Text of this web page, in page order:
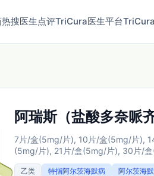
热搜医生点评TriCura医生平台
阿瑞斯（盐酸多奈哌齐
7片/盒(5mg/片), 10片/盒(5mg/片),
(5mg/片), 21片/盒(5mg/片), 30片/
乙类 特指阿尔茨海默病
阿尔茨海